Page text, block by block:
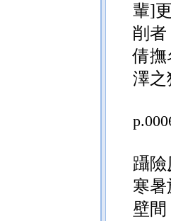
輩]
削 者
倩撫
澤之
躡
寒暑
壁間